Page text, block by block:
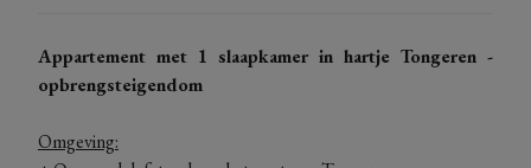
Appartement met 1 slaapkamer in hartje Tongeren -
opbrengsteigendom
Omgeving: